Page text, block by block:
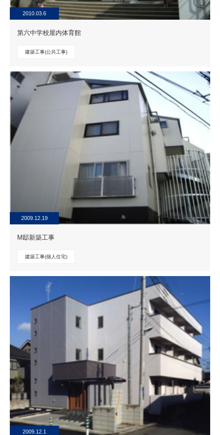
2010.03.6
第六中学校屋内体育館
建築工事(公共工事)
2009.12.19
M邸新築工事
建築工事(個人住宅)
2009.12.1